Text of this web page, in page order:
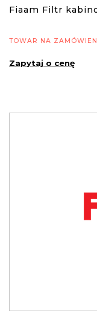
Fiaam Filtr
TOWAR NA
Zapytaj o cenę